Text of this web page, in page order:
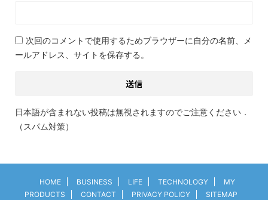
次回のコメントで使用するためブラウザーに自分の名前、メ
ールアドレス、サイトを保存する。
日本語が含まれない投稿は無視されますのでご注意ください．
（スパム対策）
HOME BUSINESS LIFE TECHNOLOGY
MY
PRODUCTS
CONTACT PRIVACY POLICY SITEMAP